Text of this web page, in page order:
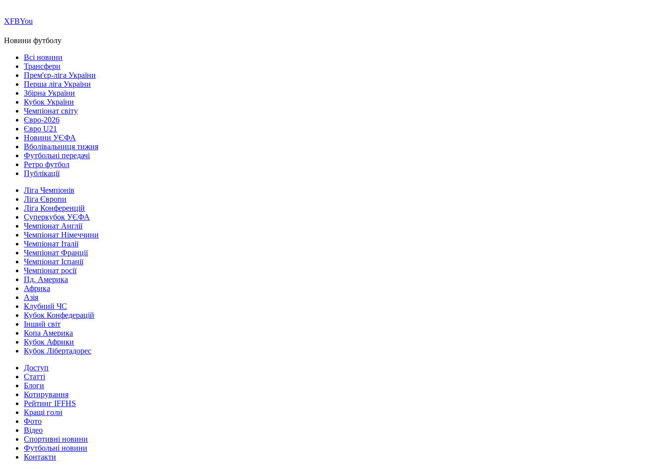
ХFBYou
Новини футболу
Всі новини
Трансфери
Прем'єр-ліга України
Перша ліга України
Збірна України
Кубок України
Чемпіонат світу
Євро-2026
Євро U21
Новини УЄФА
Вболівальниця тижня
Футбольні передачі
Ретро футбол
Публікації
Ліга Чемпіонів
Ліга Європи
Ліга Конференцій
Суперкубок УЄФА
Чемпіонат Англії
Чемпіонат Німеччини
Чемпіонат Італії
Чемпіонат Франції
Чемпіонат Іспанії
Чемпіонат росії
Пд. Америка
Африка
Азія
Клубний ЧС
Кубок Конфедерацій
Інший світ
Копа Америка
Кубок Африки
Кубок Лібертадорес
Доступ
Статті
Блоги
Котирування
Рейтинг IFFHS
Кращі голи
Фото
Відео
Спортивні новини
Футбольні новини
Контакти